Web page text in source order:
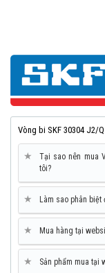
Vòng bi SKF 30304 J2/
★
Tại sao nên mua
tôi?
★ Làm sao phân biệt
★ Mua hàng tại
★ Sản phẩm mua tại